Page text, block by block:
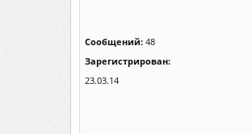
Сообщений: 48
Зарегистрирован:
23.03.14